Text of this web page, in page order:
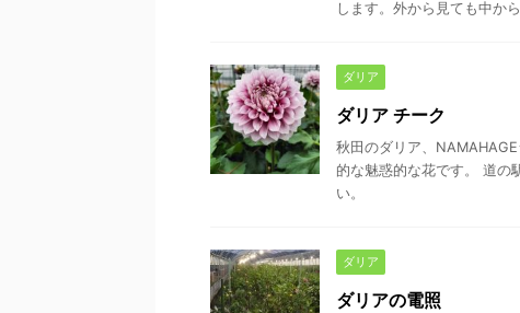
します。外から見ても中か
ダリア
ダリア チーク
秋田のダリア、
的な魅惑的な花です。 道の
い。
ダリア
ダリアの電照